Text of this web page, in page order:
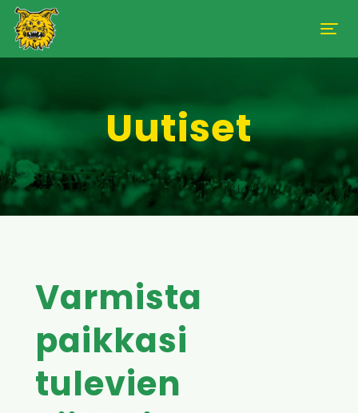
Uutiset
Varmista
paikkasi
tulevien